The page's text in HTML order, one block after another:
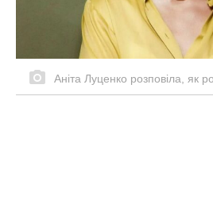
Аніта Луценко розповіла, як